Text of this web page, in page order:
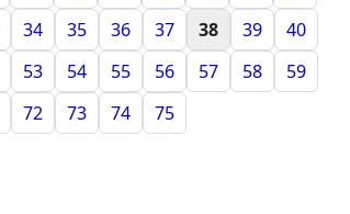
34 35 36 37 38 39
40
53 54 55 56 57 58
59
72 73 74 75